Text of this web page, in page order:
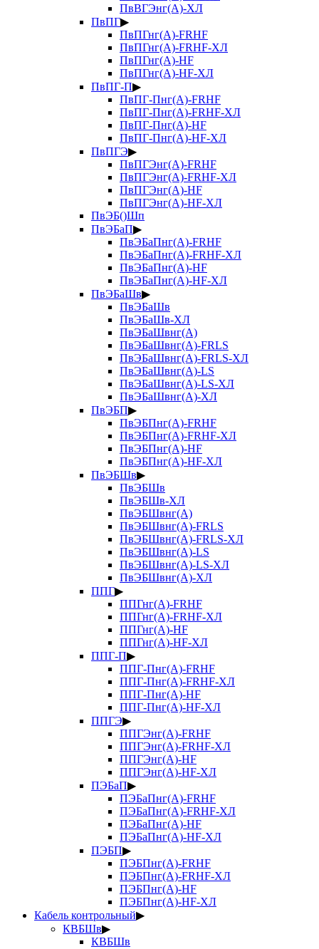
ПвВГЭнг(А)-ХЛ
ПвПГ▶
ПвПГнг(А)-FRHF
ПвПГнг(А)-FRHF-ХЛ
ПвПГнг(А)-HF
ПвПГнг(А)-HF-ХЛ
ПвПГ-П▶
ПвПГ-Пнг(А)-FRHF
ПвПГ-Пнг(А)-FRHF-ХЛ
ПвПГ-Пнг(А)-HF
ПвПГ-Пнг(А)-HF-ХЛ
ПвПГЭ▶
ПвПГЭнг(А)-FRHF
ПвПГЭнг(А)-FRHF-ХЛ
ПвПГЭнг(А)-HF
ПвПГЭнг(А)-HF-ХЛ
ПвЭБ()Шп
ПвЭБаП▶
ПвЭБаПнг(А)-FRHF
ПвЭБаПнг(А)-FRHF-ХЛ
ПвЭБаПнг(А)-HF
ПвЭБаПнг(А)-HF-ХЛ
ПвЭБаШв▶
ПвЭБаШв
ПвЭБаШв-ХЛ
ПвЭБаШвнг(А)
ПвЭБаШвнг(А)-FRLS
ПвЭБаШвнг(А)-FRLS-ХЛ
ПвЭБаШвнг(А)-LS
ПвЭБаШвнг(А)-LS-ХЛ
ПвЭБаШвнг(А)-ХЛ
ПвЭБП▶
ПвЭБПнг(А)-FRHF
ПвЭБПнг(А)-FRHF-ХЛ
ПвЭБПнг(А)-HF
ПвЭБПнг(А)-HF-ХЛ
ПвЭБШв▶
ПвЭБШв
ПвЭБШв-ХЛ
ПвЭБШвнг(А)
ПвЭБШвнг(А)-FRLS
ПвЭБШвнг(А)-FRLS-ХЛ
ПвЭБШвнг(А)-LS
ПвЭБШвнг(А)-LS-ХЛ
ПвЭБШвнг(А)-ХЛ
ППГ▶
ППГнг(А)-FRHF
ППГнг(А)-FRHF-ХЛ
ППГнг(А)-HF
ППГнг(А)-HF-ХЛ
ППГ-П▶
ППГ-Пнг(А)-FRHF
ППГ-Пнг(А)-FRHF-ХЛ
ППГ-Пнг(А)-HF
ППГ-Пнг(А)-HF-ХЛ
ППГЭ▶
ППГЭнг(А)-FRHF
ППГЭнг(А)-FRHF-ХЛ
ППГЭнг(А)-HF
ППГЭнг(А)-HF-ХЛ
ПЭБаП▶
ПЭБаПнг(А)-FRHF
ПЭБаПнг(А)-FRHF-ХЛ
ПЭБаПнг(А)-HF
ПЭБаПнг(А)-HF-ХЛ
ПЭБП▶
ПЭБПнг(А)-FRHF
ПЭБПнг(А)-FRHF-ХЛ
ПЭБПнг(А)-HF
ПЭБПнг(А)-HF-ХЛ
Кабель контрольный▶
КВБШв▶
КВБШв